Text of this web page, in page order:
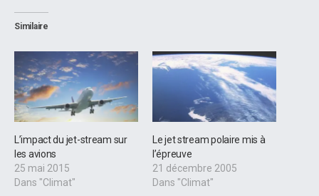
Similaire
L’impact du jet-stream sur
les avions
25 mai 2015
Dans "Climat"
Le jet stream polaire mis à
l’épreuve
21 décembre 2005
Dans "Climat"